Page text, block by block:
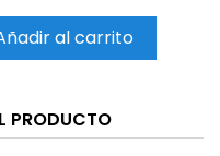
al carrito
PRODUCTO